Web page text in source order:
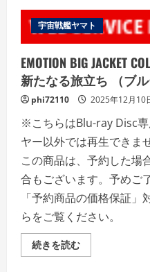
ス
ク）
の
詳
細
を
ご
覧
く
だ
さ
い
宇
宙
戦
艦
マ
ト
劇
場
版
ル
ー
レ
イ
デ
ス
ク）
の
詳
細
ご
覧
く
宇宙戦艦ヤマト
EMOTION BIG JACKET
新たなる旅立ち （ブル
phi72110 2025年12月10
※こちらはBlu-ray Disc
ヤー以外では再生できま
この商品は、予約した場
合もございます。予めご
「予約商品の価格保証
らをご覧ください。
続きを読むEMOTION
BIG